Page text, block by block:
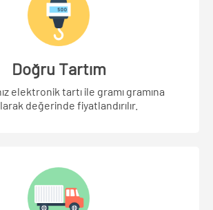
Doğru Tartım
elektronik tartı ile gramı gramına
değerinde fiyatlandırılır.